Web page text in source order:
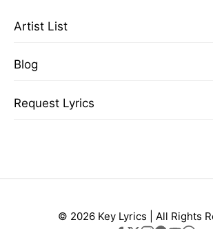
Artist List
Blog
Request Lyrics
© 2026 Key Lyrics | All Rights